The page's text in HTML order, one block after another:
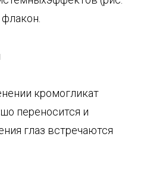
кромогликат
переносится и
глаз встречаются